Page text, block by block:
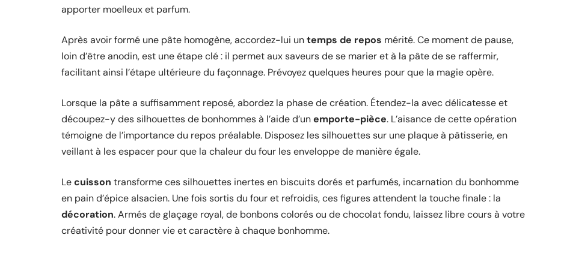
apporter moelleux et parfum.
Après avoir formé une pâte homogène, accordez-lui untemps de repos mérité. Ce moment de pause,
loin d’être anodin, est une étape clé : il permet aux saveurs de se marier et à la pâte de se raffermir,
facilitant ainsi l’étape ultérieure du façonnage. Prévoyez quelques heures pour que la magie opère.
Lorsque la pâte a suffisamment reposé, abordez la phase de création. Étendez-la avec délicatesse et
découpez-y des silhouettes de bonhommes à l’aide d’unemporte-pièce. L’aisance de cette opération
témoigne de l’importance du repos préalable. Disposez les silhouettes sur une plaque à pâtisserie, en
veillant à les espacer pour que la chaleur du four les enveloppe de manière égale.
Lecuisson transforme ces silhouettes inertes en biscuits dorés et parfumés, incarnation du bonhomme
en pain d’épice alsacien. Une fois sortis du four et refroidis, ces figures attendent la touche finale : la
décoration. Armés de glaçage royal, de bonbons colorés ou de chocolat fondu, laissez libre cours à votre
créativité pour donner vie et caractère à chaque bonhomme.